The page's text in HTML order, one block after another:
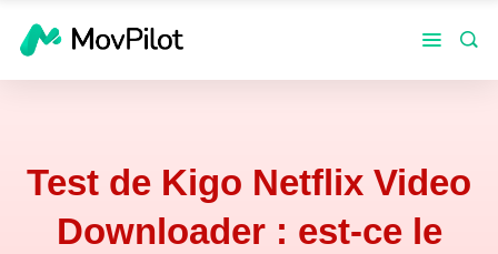
Test de Kigo Netflix Video
Downloader : est-ce le